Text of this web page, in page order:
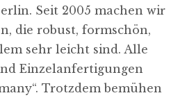
Seit 2005 machen wir
die robust, formschön,
sehr leicht sind. Alle
Einzelanfertigungen
Trotzdem bemühen